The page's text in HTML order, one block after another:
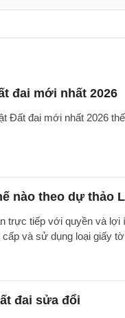
đai mới nhất 2026
Đất đai mới nhất 2026
nào theo dự thảo
trực tiếp với quyền và
và sử dụng loại giấy
đai sửa đổi